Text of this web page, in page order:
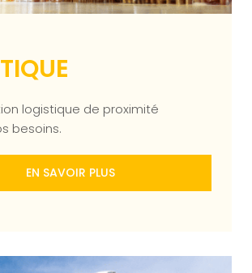
logistique de proximité
besoins.
EN SAVOIR PLUS